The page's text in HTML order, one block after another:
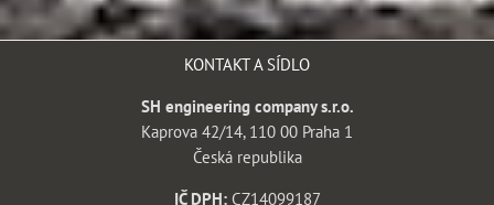
KONTAKT A SÍDLO
SH engineering company s.r.o.
Kaprova 42/14, 110 00 Praha 1
Česká republika
IČ DPH:CZ14099187